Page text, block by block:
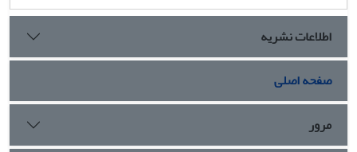
اطلاعات نشریه
صفحه اصلی
مرور